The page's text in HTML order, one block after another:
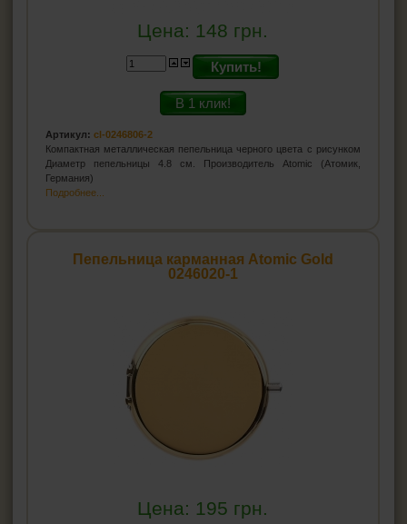
Цена: 148 грн.
Купить!
В 1 клик!
Артикул: cl-0246806-2
Компактная металлическая пепельница черного цвета с рисунком
Диаметр пепельницы 4.8 см. Производитель Atomic (Атомик,
Германия)
Подробнее...
Пепельница карманная Atomic Gold
0246020-1
Цена: 195 грн.